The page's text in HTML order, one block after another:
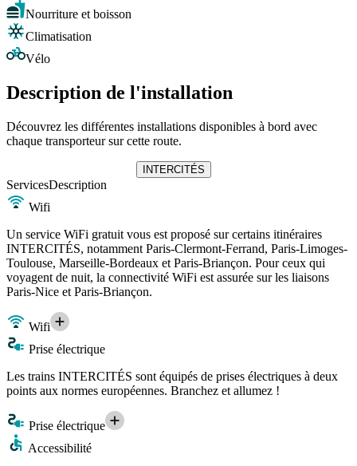
Nourriture et boisson
Climatisation
Vélo
Description de l'installation
Découvrez les différentes installations disponibles à bord avec
chaque transporteur sur cette route.
INTERCITÉS
ServicesDescription
Wifi
Un service WiFi gratuit vous est proposé sur certains itinéraires
INTERCITÉS, notamment Paris-Clermont-Ferrand, Paris-Limoges-
Toulouse, Marseille-Bordeaux et Paris-Briançon. Pour ceux qui
voyagent de nuit, la connectivité WiFi est assurée sur les liaisons
Paris-Nice et Paris-Briançon.
Wifi
Prise électrique
Les trains INTERCITÉS sont équipés de prises électriques à deux
points aux normes européennes. Branchez et allumez !
Prise électrique
Accessibilité